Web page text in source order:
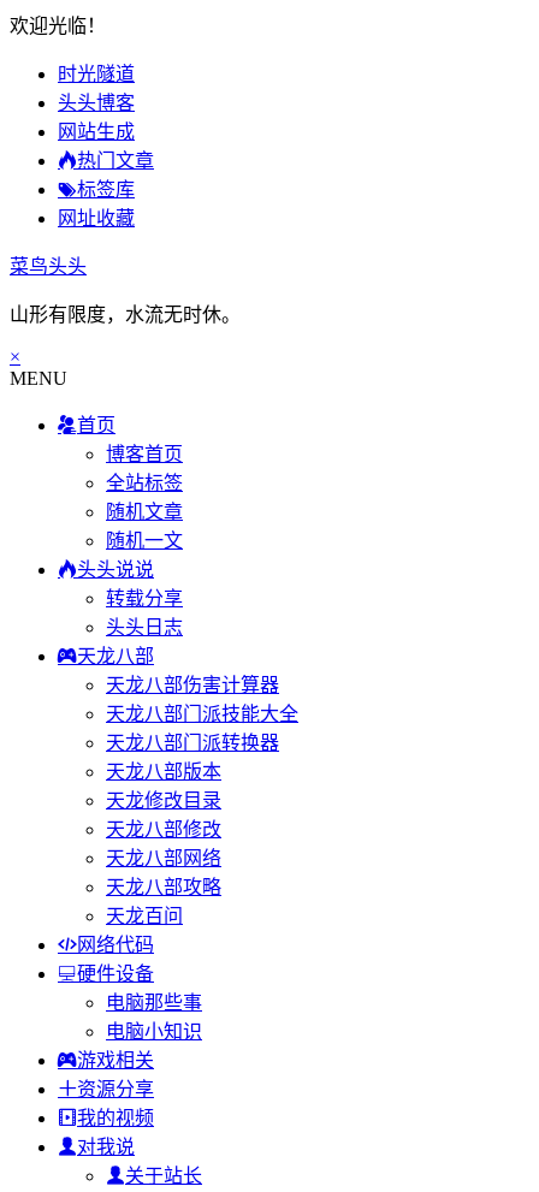
欢迎光临！
时光隧道
头头博客
网站生成
热门文章
标签库
网址收藏
菜鸟头头
山形有限度，水流无时休。
×
MENU
首页
博客首页
全站标签
随机文章
随机一文
头头说说
转载分享
头头日志
天龙八部
天龙八部伤害计算器
天龙八部门派技能大全
天龙八部门派转换器
天龙八部版本
天龙修改目录
天龙八部修改
天龙八部网络
天龙八部攻略
天龙百问
网络代码
硬件设备
电脑那些事
电脑小知识
游戏相关
资源分享
我的视频
对我说
关于站长